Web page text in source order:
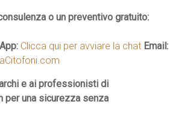
o un preventivo gratuito:
Clicca qui per avviare la chat Email:
e ai professionisti di
per una sicurezza senza